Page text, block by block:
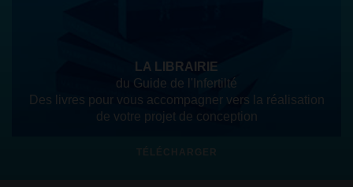
LA LIBRAIRIE
du Guide de l'Infertilté
Des livres pour vous accompagner vers la réalisation
de votre projet de conception
TÉLÉCHARGER